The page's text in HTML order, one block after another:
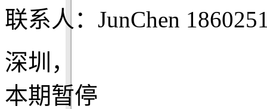
联系人：JunChen
深圳，
本期暂停